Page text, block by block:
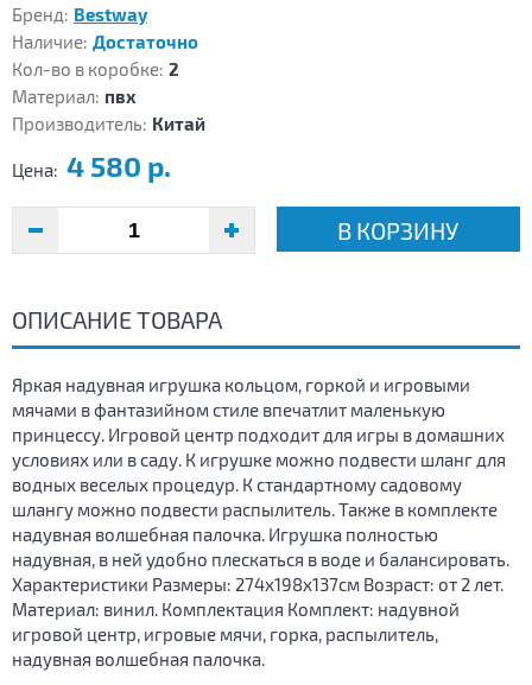
Бренд: Bestway
Наличие: Достаточно
Кол-во в коробке: 2
Материал: пвх
Производитель: Китай
Цена: 4 580 р.
В КОРЗИНУ
ОПИСАНИЕ ТОВАРА
Яркая надувная игрушка кольцом, горкой и игровыми
мячами в фантазийном стиле впечатлит маленькую
принцессу. Игровой центр подходит для игры в домашних
условиях или в саду. К игрушке можно подвести шланг для
водных веселых процедур. К стандартному садовому
шлангу можно подвести распылитель. Также в комплекте
надувная волшебная палочка. Игрушка полностью
надувная, в ней удобно плескаться в воде и балансировать.
Характеристики Размеры: 274х198х137см Возраст: от 2 лет.
Материал: винил. Комплектация Комплект: надувной
игровой центр, игровые мячи, горка, распылитель,
надувная волшебная палочка.